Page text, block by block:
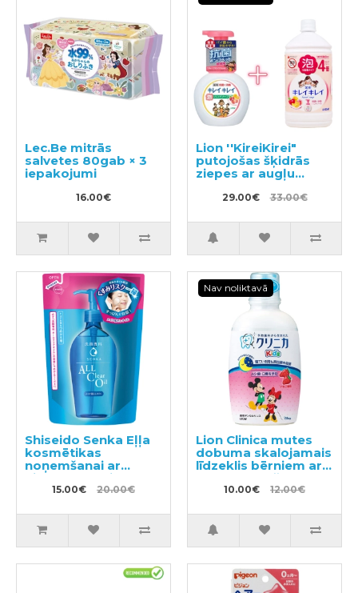
Lec.Be mitrās
salvetes 80gab × 3
iepakojumi
16.00€
Lion ''KireiKirei"
putojošas šķidrās
ziepes ar augļu
aromātu 250ml +
pildviela 800ml
29.00€ 33.00€
Shiseido Senka Eļļa
kosmētikas
noņemšanai ar
hialuronskābi
pildviela 180ml
15.00€ 20.00€
Nav noliktavā
Lion Clinica mutes
dobuma skalojamais
līdzeklis bērniem ar
zemeņu garšu 250ml
10.00€ 12.00€